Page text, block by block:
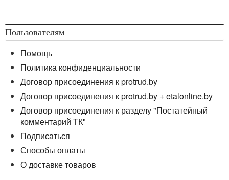
Пользователям
Помощь
Политика конфиденциальности
Договор присоединения к protrud.by
Договор присоединения к protrud.by + etalonline.by
Договор присоединения к разделу "Постатейный
комментарий ТК"
Подписаться
Способы оплаты
О доставке товаров